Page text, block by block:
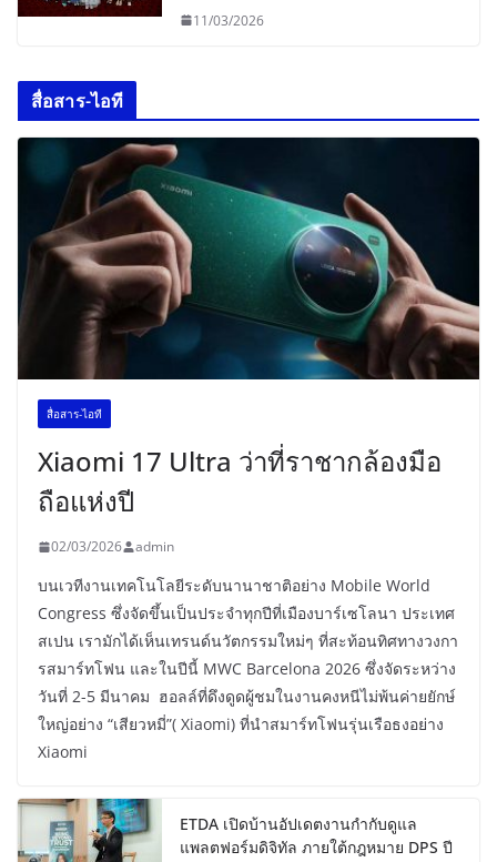
11/03/2026
สื่อสาร-ไอที
สื่อสาร-ไอที
Xiaomi 17 Ultra ว่าที่ราชากล้องมือ
ถือแห่งปี
02/03/2026 admin
บนเวทีงานเทคโนโลยีระดับนานาชาติอย่าง Mobile World
Congress ซึ่งจัดขึ้นเป็นประจำทุกปีที่เมืองบาร์เซโลนา ประเทศ
สเปน เรามักได้เห็นเทรนด์นวัตกรรมใหม่ๆ ที่สะท้อนทิศทางวงกา
รสมาร์ทโฟน และในปีนี้ MWC Barcelona 2026 ซึ่งจัดระหว่าง
วันที่ 2-5 มีนาคม ฮอลล์ที่ดึงดูดผู้ชมในงานคงหนีไม่พ้นค่ายยักษ์
ใหญ่อย่าง “เสียวหมี่”( Xiaomi) ที่นำสมาร์ทโฟนรุ่นเรือธงอย่าง
Xiaomi
ETDA เปิดบ้านอัปเดตงานกำกับดูแล
แพลตฟอร์มดิจิทัล ภายใต้กฎหมาย DPS ปี